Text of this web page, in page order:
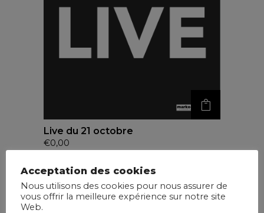
Live du 21 octobre
€0,00
Acceptation des cookies
Nous utilisons des cookies pour nous assurer de
vous offrir la meilleure expérience sur notre site
Web.